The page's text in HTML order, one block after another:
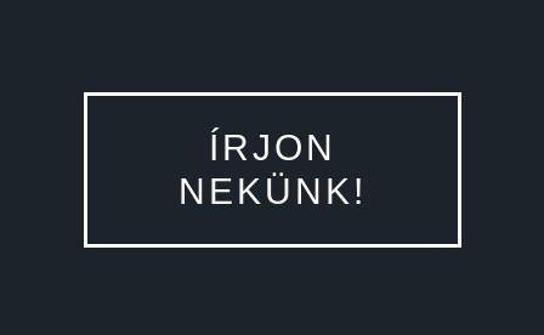
ÍRJON
NEKÜNK!